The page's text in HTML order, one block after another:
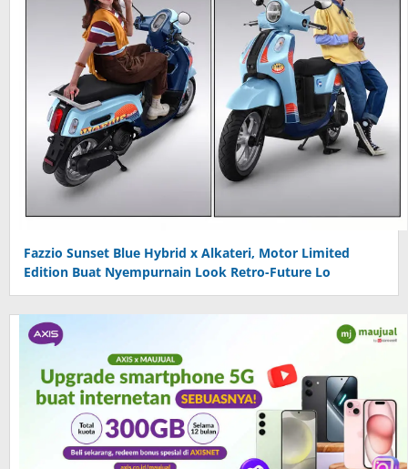
Fazzio Sunset Blue Hybrid x Alkateri, Motor Limited
Edition Buat Nyempurnain Look Retro-Future Lo